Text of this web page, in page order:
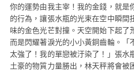
你的運勢由我主宰！我的金錢，就是
的行為，讓張水瓶的光束在空中瞬間
味的金色光芒對撞。天空開始下起了
而是閃耀著淚光的小小黃銅齒輪。「
太強了！我的單戀被汙染了！」張水
土豪的物質力量勝出，林天秤將會被